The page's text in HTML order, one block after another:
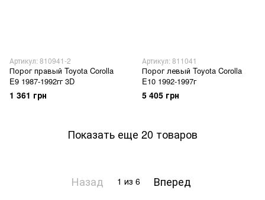
Артикул: 810941-2
Порог правый Toyota Corolla
E9 1987-1992гг 3D
1 361 грн
Артикул: 811041
Порог левый Toyota Corolla
E10 1992-1997г
5 405 грн
Показать еще 20 товаров
Назад 1 из 6 Вперед